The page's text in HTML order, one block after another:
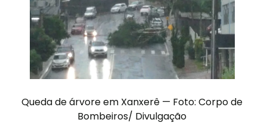
Queda de árvore em Xanxerê — Foto: Corpo de
Bombeiros/ Divulgação